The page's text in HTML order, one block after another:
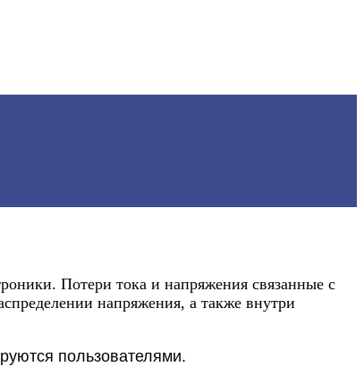
Потери тока и напряжения связанные с
напряжения, а также внутри
пользователями.